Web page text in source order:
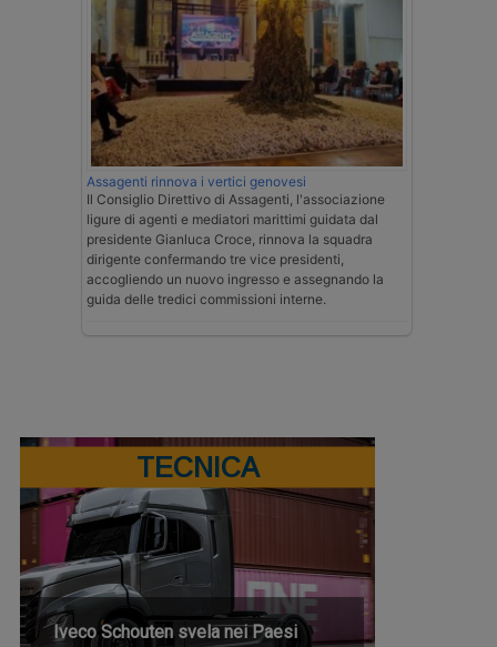
Assagenti rinnova i vertici genovesi
Il Consiglio Direttivo di Assagenti, l'associazione
ligure di agenti e mediatori marittimi guidata dal
presidente Gianluca Croce, rinnova la squadra
dirigente confermando tre vice presidenti,
accogliendo un nuovo ingresso e assegnando la
guida delle tredici commissioni interne.
TECNICA
Iveco Schouten svela nei Paesi